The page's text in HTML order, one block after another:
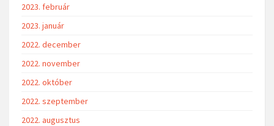
2023. február
2023. január
2022. december
2022. november
2022. október
2022. szeptember
2022. augusztus